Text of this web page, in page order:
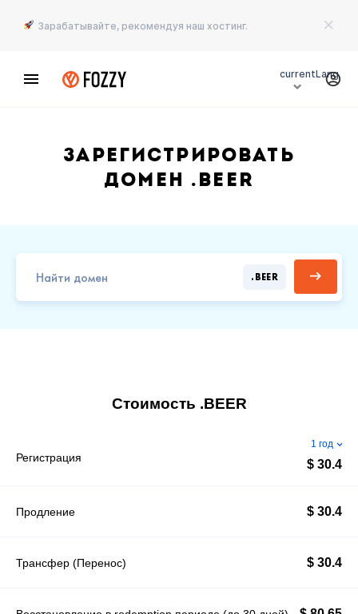
Зарабатывайте, рекомендуя наш хостинг.
currentLang
Зарегистрировать
домен .BEER
.BEER
Стоимость .BEER
Регистрация
1 год
$ 30.4
Продление $ 30.4
Трансфер (Перенос) $ 30.4